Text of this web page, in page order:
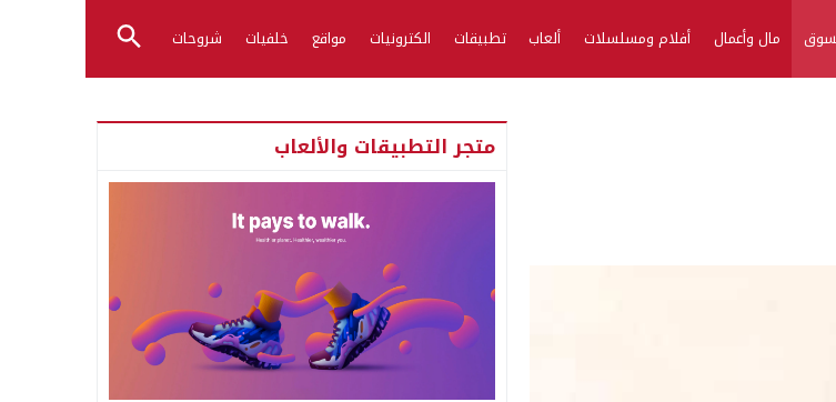
مال وأعمال أفلام ومسلسلات ألعاب تطبيقات الكترونيات مواقع خلفيات شروحات
متجر التطبيقات والألعاب